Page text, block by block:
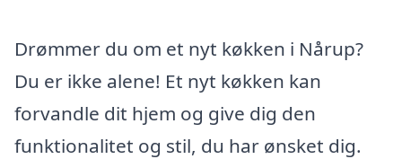
Drømmer du om et nyt køkken i Nårup?
Du er ikke alene! Et nyt køkken kan
forvandle dit hjem og give dig den
funktionalitet og stil, du har ønsket dig.